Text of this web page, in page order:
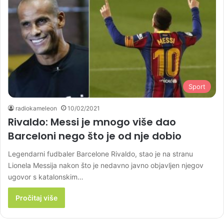
Sport
radiokameleon 10/02/2021
Rivaldo: Messi je mnogo više dao
Barceloni nego što je od nje dobio
Legendarni fudbaler Barcelone Rivaldo, stao je na stranu
Lionela Messija nakon što je nedavno javno objavljen njegov
ugovor s katalonskim…
Pročitaj više